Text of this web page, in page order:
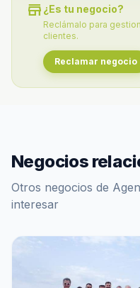
store ¿Es tu negocio?
Reclámalo para
clientes.
Reclamar negocio
Negocios
Otros negocios de
interesar